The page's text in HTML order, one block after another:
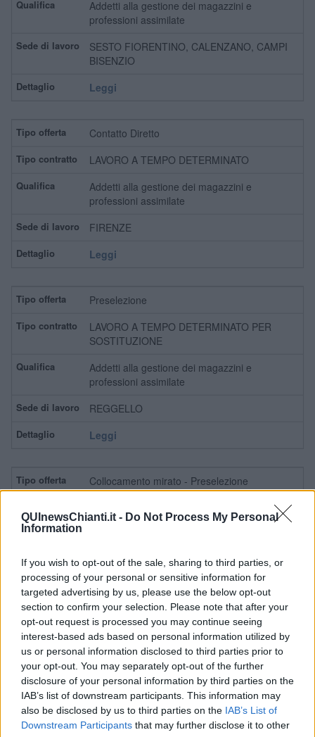
QUInewsChianti.it - Do Not Process My Personal
Information
If you wish to opt-out of the sale, sharing to third parties, or
processing of your personal or sensitive information for
targeted advertising by us, please use the below opt-out
section to confirm your selection. Please note that after your
opt-out request is processed you may continue seeing
interest-based ads based on personal information utilized by
us or personal information disclosed to third parties prior to
your opt-out. You may separately opt-out of the further
disclosure of your personal information by third parties on the
IAB’s list of downstream participants. This information may
also be disclosed by us to third parties on the IAB’s List of
Downstream Participants that may further disclose it to other
Addetti alla gestione dei magazzini e
professioni assimilate
SESTO FIORENTINO, CALENZANO, CAMPI
BISENZIO
Leggi
Contatto Diretto
LAVORO A TEMPO DETERMINATO
Addetti alla gestione dei magazzini e
professioni assimilate
FIRENZE
Leggi
Preselezione
LAVORO A TEMPO DETERMINATO PER
SOSTITUZIONE
Addetti alla gestione dei magazzini e
professioni assimilate
REGGELLO
Leggi
Collocamento mirato - Preselezione
CAMPI BISENZIO
Leggi
Preselezione
APPRENDISTATO PROFESSIONALIZZANTE
O CONTRATTO DI MESTIERE
Addetti alla gestione dei magazzini e
professioni assimilate